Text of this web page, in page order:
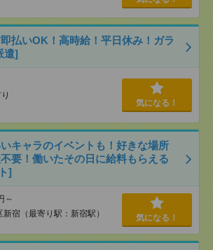
払いOK！高時給！平日休み！ガラ
遣]
気になる！
キャラのイベントも！好きな場所
要！働いたその日に給料もらえる
]
～
宿（最寄り駅：新宿駅） 気になる！